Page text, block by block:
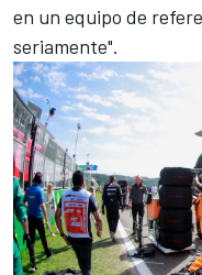
en un equipo de
seriamente".